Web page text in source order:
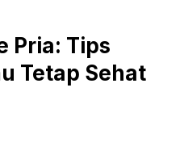
Pria: Tips
Tetap Sehat